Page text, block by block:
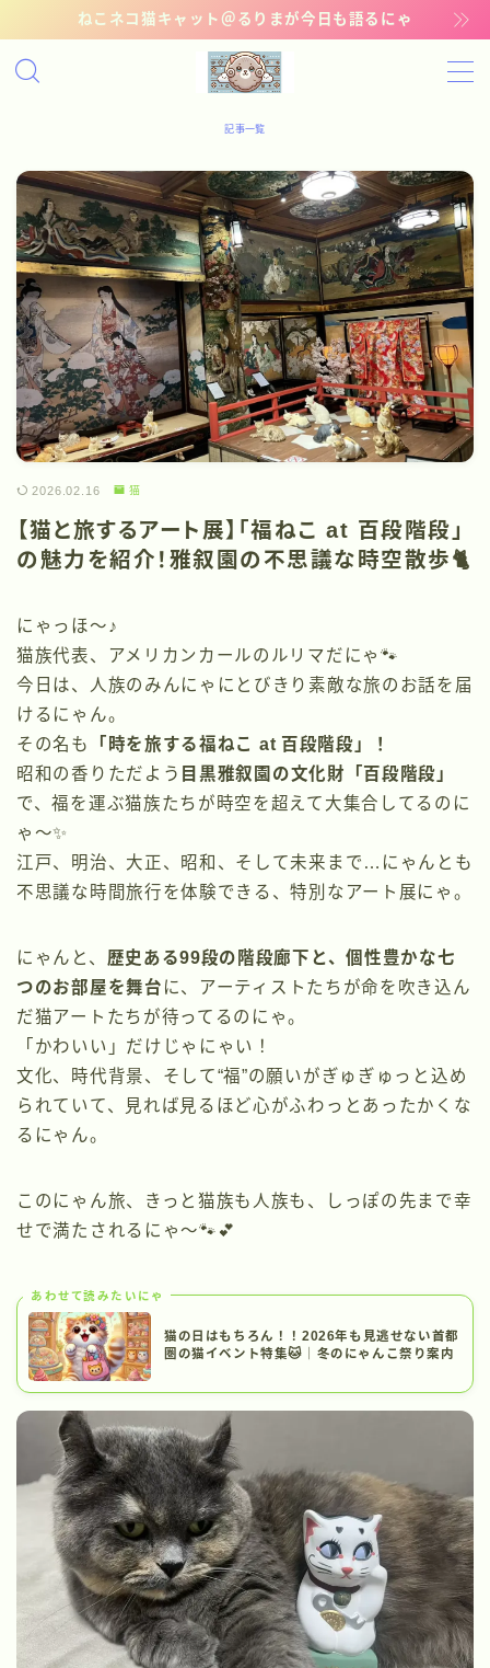
ねこネコ猫キャット＠るりまが今日も語るにゃ
MENU
管理猫ギャラリー
お問い合わせ
記事一覧
2026.02.16 猫
【猫と旅するアート展】「福ねこ at 百段階段」
の魅力を紹介！雅叙園の不思議な時空散歩🐈
にゃっほ〜♪
猫族代表、アメリカンカールのルリマだにゃ🐾
今日は、人族のみんにゃにとびきり素敵な旅のお話を届
けるにゃん。
その名も
「時を旅する福ねこ at 百段階段」！
昭和の香りただよう 目黒雅叙園の文化財「百段階段」
で、福を運ぶ猫族たちが時空を超えて大集合してるのに
ゃ〜✨
江戸、明治、大正、昭和、そして未来まで…にゃんとも
不思議な時間旅行を体験できる、特別なアート展にゃ。
にゃんと、 歴史ある99段の階段廊下と、個性豊かな七
つのお部屋を舞台 に、アーティストたちが命を吹き込ん
だ猫アートたちが待ってるのにゃ。
「かわいい」だけじゃにゃい！
文化、時代背景、そして“福”の願いがぎゅぎゅっと込め
られていて、見れば見るほど心がふわっとあったかくな
るにゃん。
このにゃん旅、きっと猫族も人族も、しっぽの先まで幸
せで満たされるにゃ〜🐾💕
あわせて読みたいにゃ
猫の日はもちろん！！2026年も見逃せない首都
圏の猫イベント特集🐱｜冬のにゃんこ祭り案内